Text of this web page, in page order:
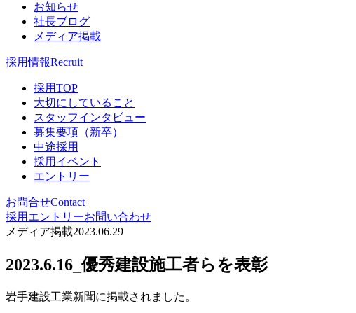
お知らせ
社長ブログ
メディア掲載
採用情報Recruit
採用TOP
大切にしていること
スタッフインタビュー
募集要項（新卒）
中途採用
採用イベント
エントリー
お問合せContact
採用エントリーお問い合わせ
メディア掲載2023.06.29
2023.6.16_優秀建設施工者らを表彰
岩手建設工業新聞に掲載されました。